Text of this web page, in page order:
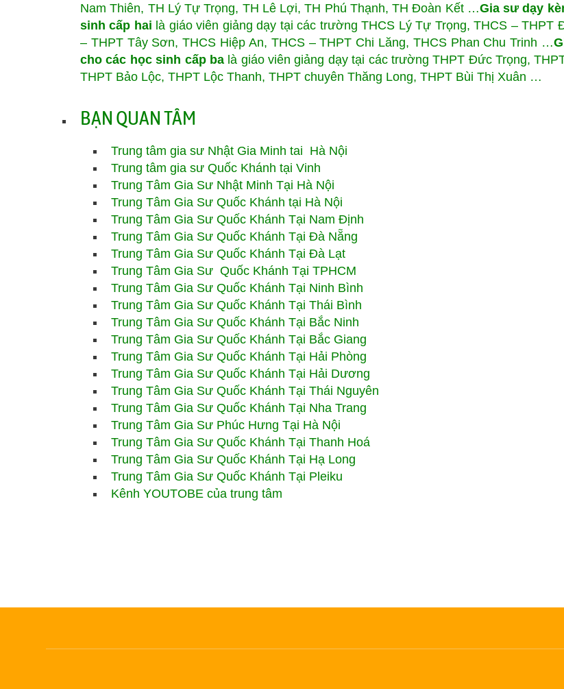
Nam Thiên, TH Lý Tự Trọng, TH Lê Lợi, TH Phú Thạnh, TH Đoàn Kết …Gia sư dạy
sinh cấp hai là giáo viên giảng dạy tại các trường THCS Lý Tự Trọng, THCS – THPT
– THPT Tây Sơn, THCS Hiệp An, THCS – THPT Chi Lăng, THCS Phan Chu Trinh …
cho các học sinh cấp balà giáo viên giảng dạy tại các trường THPT Đức Trọng,
THPT Bảo Lộc, THPT Lộc Thanh, THPT chuyên Thăng Long, THPT Bùi Thị Xuân …
BẠN QUAN TÂM
Trung tâm gia sư Nhật Gia Minh tai Hà Nội
Trung tâm gia sư Quốc Khánh tại Vinh
Trung Tâm Gia Sư Nhật Minh Tại Hà Nội
Trung Tâm Gia Sư Quốc Khánh tại Hà Nội
Trung Tâm Gia Sư Quốc Khánh Tại Nam Định
Trung Tâm Gia Sư Quốc Khánh Tại Đà Nẵng
Trung Tâm Gia Sư Quốc Khánh Tại Đà Lạt
Trung Tâm Gia Sư Quốc Khánh Tại TPHCM
Trung Tâm Gia Sư Quốc Khánh Tại Ninh Bình
Trung Tâm Gia Sư Quốc Khánh Tại Thái Bình
Trung Tâm Gia Sư Quốc Khánh Tại Bắc Ninh
Trung Tâm Gia Sư Quốc Khánh Tại Bắc Giang
Trung Tâm Gia Sư Quốc Khánh Tại Hải Phòng
Trung Tâm Gia Sư Quốc Khánh Tại Hải Dương
Trung Tâm Gia Sư Quốc Khánh Tại Thái Nguyên
Trung Tâm Gia Sư Quốc Khánh Tại Nha Trang
Trung Tâm Gia Sư Phúc Hưng Tại Hà Nội
Trung Tâm Gia Sư Quốc Khánh Tại Thanh Hoá
Trung Tâm Gia Sư Quốc Khánh Tại Hạ Long
Trung Tâm Gia Sư Quốc Khánh Tại Pleiku
Kênh YOUTOBE của trung tâm